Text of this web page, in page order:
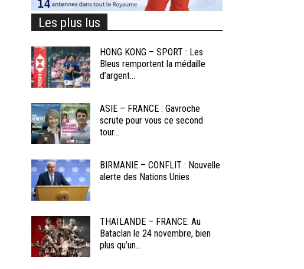
Les plus lus
HONG KONG – SPORT : Les
Bleus remportent la médaille
d’argent...
ASIE – FRANCE : Gavroche
scrute pour vous ce second
tour...
BIRMANIE – CONFLIT : Nouvelle
alerte des Nations Unies
THAÏLANDE – FRANCE: Au
Bataclan le 24 novembre, bien
plus qu’un...